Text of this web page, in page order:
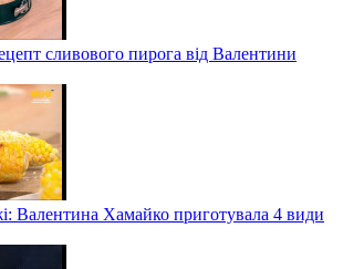
сливового пирога від Валентини
Валентина Хамайко приготувала 4 види